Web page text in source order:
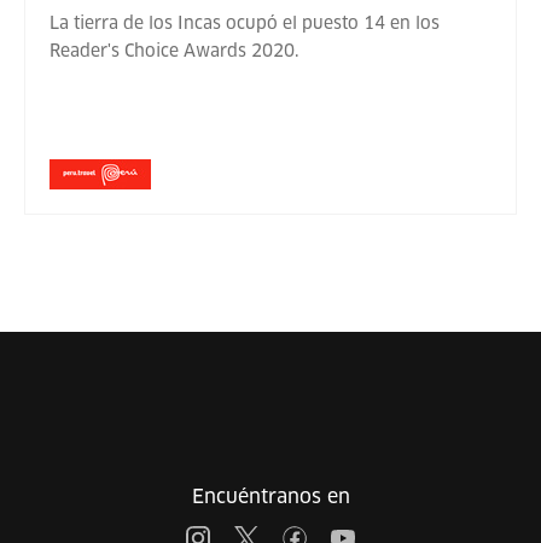
La tierra de los Incas ocupó el puesto 14 en los
Reader's Choice Awards 2020.
Encuéntranos en